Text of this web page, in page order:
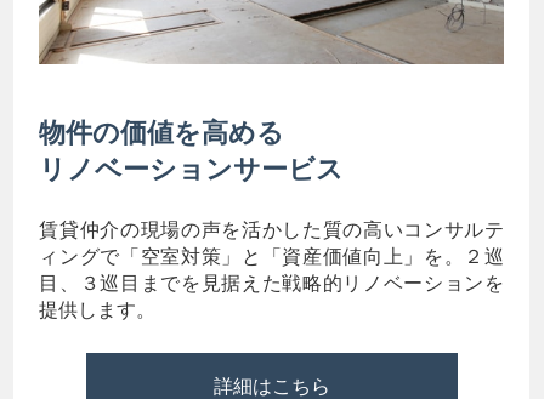
物件の価値を高める
リノベーションサービス
賃貸仲介の現場の声を活かした質の高いコンサルテ
ィングで「空室対策」と「資産価値向上」を。２巡
目、３巡目までを見据えた戦略的リノベーションを
提供します。
詳細はこちら